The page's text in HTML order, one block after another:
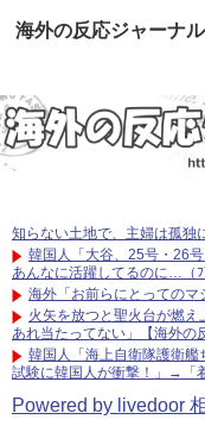
海外の反応ジャーナル
知らない土地で、主婦は孤独
韓国人「大谷、25号・26
あんなに活躍してるのに…（ﾌ
海外「お前らにとってのマ
火矢を放つと聖火台が燃
あれ当たってない」【海外の
韓国人「海上自衛隊護衛
試験に韓国人が衝撃！」→「
Powered by livedoor